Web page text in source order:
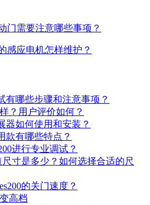
门需要注意哪些事项？
感应电机怎样维护？
有哪些步骤和注意事项？
？用户评价如何？
器如何使用和安装？
款有哪些特点？
进行专业调试？
尺寸是多少？如何选择合适的尺
的关门速度？
高档